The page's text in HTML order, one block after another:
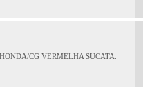
CG VERMELHA SUCATA.